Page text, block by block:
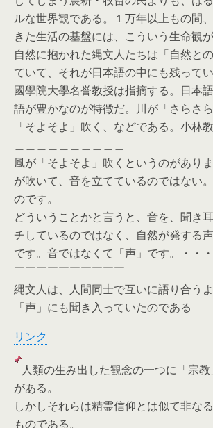
ルな世界観である。１万年以上もの間
きた生活の基盤には、こういう生命観が
自然に抱かれた縄文人たちは「自然と
ていて、それが日本語の中にも残って
國學院大學名誉教授は指摘する。日本
語が豊かなのが特徴だ。川が「さらさ
「そよそよ」吹く、などである。小林
風が「そよそよ」吹くというのがあり
が吹いて、音を立てているのではない
のです。
どういうことかと言うと、音を、聞き
チしているのではなく、自然が発する
です。音ではなくて「声」です。・・・
￣￣￣￣￣￣￣￣￣￣
縄文人は、人間同士で互いに語り合う
「声」にも聞き入っていたのである
リンク
人類の生み出した観念の一つに「宗教
がある。
しかしそれらは精霊信仰とは似て非な
ものである。